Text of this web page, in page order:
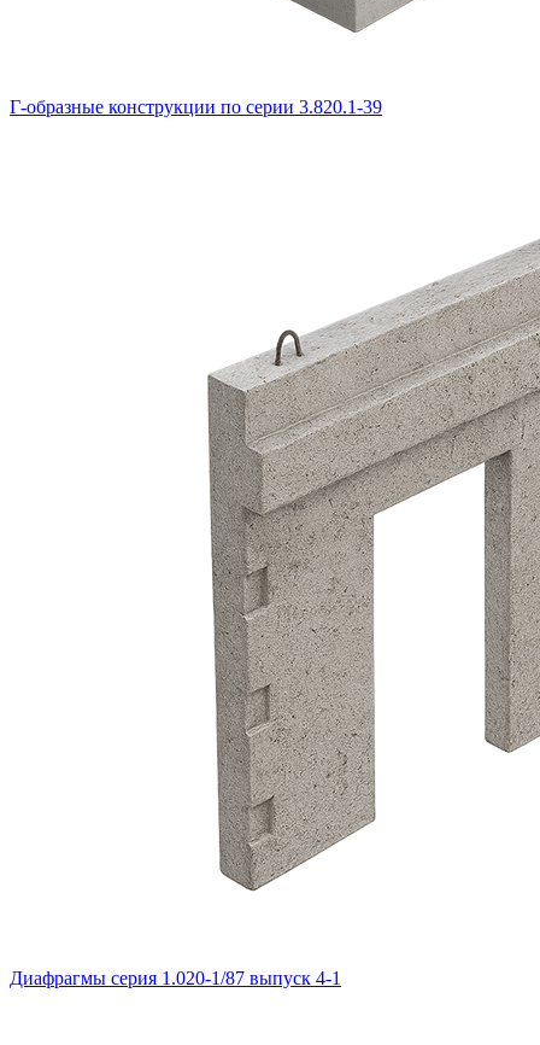
Г-образные конструкции по серии 3.820.1-39
Диафрагмы серия 1.020-1/87 выпуск 4-1